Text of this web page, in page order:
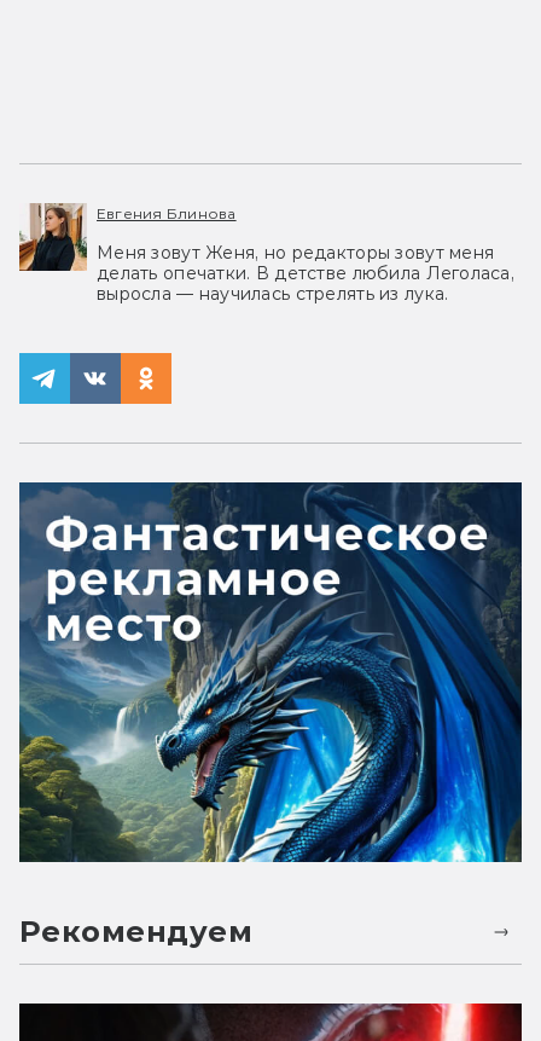
Евгения Блинова
Меня зовут Женя, но редакторы зовут меня
делать опечатки. В детстве любила Леголаса,
выросла — научилась стрелять из лука.
Рекомендуем